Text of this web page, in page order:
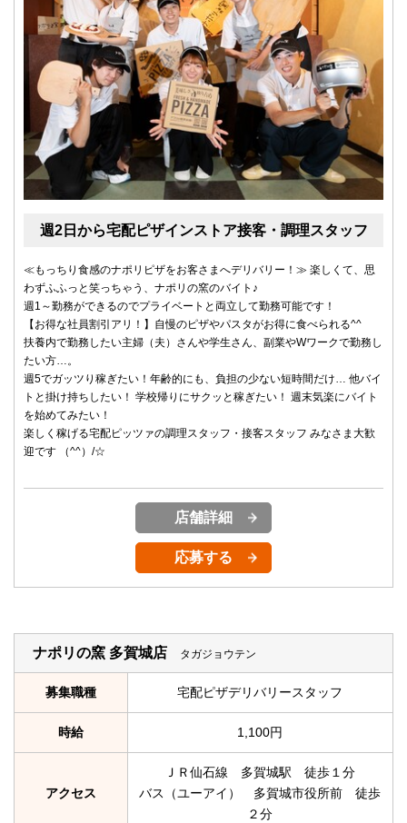
週2日から宅配ピザインストア接客・調理スタッフ
≪もっちり食感のナポリピザをお客さまへデリバリー！≫ 楽しくて、思
わずふふっと笑っちゃう、ナポリの窯のバイト♪
週1～勤務ができるのでプライベートと両立して勤務可能です！
【お得な社員割引アリ！】自慢のピザやパスタがお得に食べられる^^
扶養内で勤務したい主婦（夫）さんや学生さん、副業やWワークで勤務し
たい方…。
週5でガッツり稼ぎたい！年齢的にも、負担の少ない短時間だけ… 他バイ
トと掛け持ちしたい！ 学校帰りにサクッと稼ぎたい！ 週末気楽にバイト
を始めてみたい！
楽しく稼げる宅配ピッツァの調理スタッフ・接客スタッフ みなさま大歓
迎です （^^）/☆
店舗詳細
応募する
ナポリの窯 多賀城店 タガジョウテン
募集職種 宅配ピザデリバリースタッフ
時給 1,100円
アクセス
ＪＲ仙石線 多賀城駅 徒歩１分
バス（ユーアイ） 多賀城市役所前 徒歩
２分